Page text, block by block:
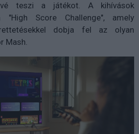
teszi a játékot. A kihívások
Score Challenge", amely
dobja fel az olyan
Mash.